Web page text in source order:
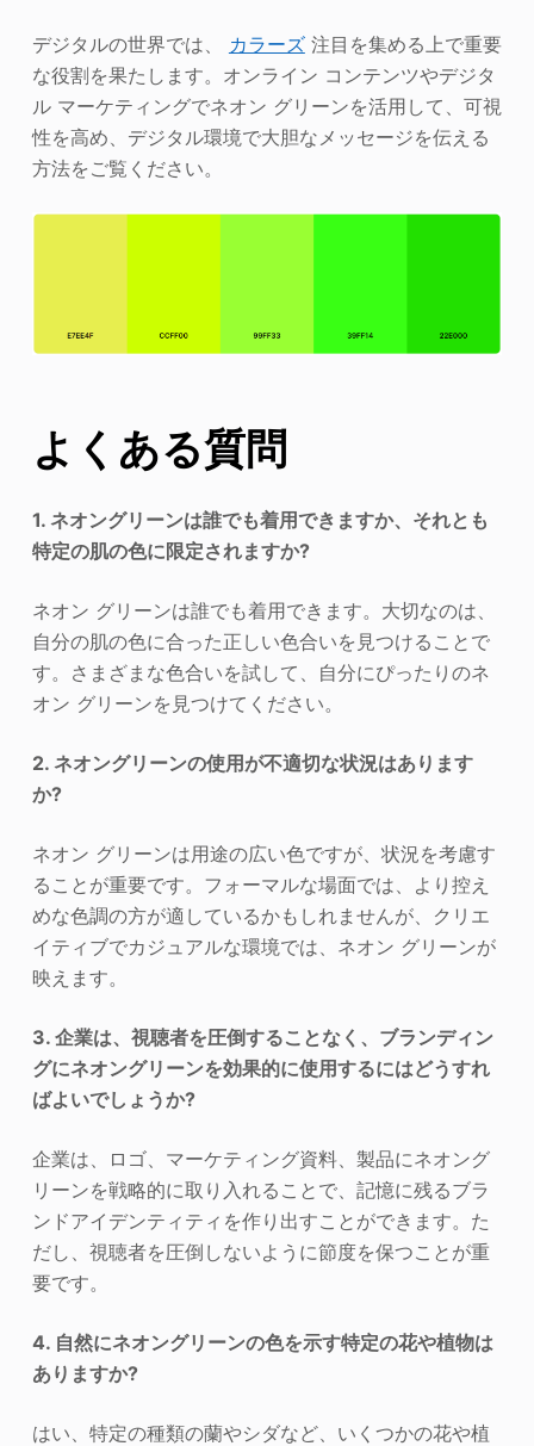
デジタルの世界では、 カラーズ注目を集める上で重要
な役割を果たします。オンライン コンテンツやデジタ
ル マーケティングでネオン グリーンを活用して、可視
性を高め、デジタル環境で大胆なメッセージを伝える
方法をご覧ください。
よくある質問
1. ネオングリーンは誰でも着用できますか、それとも
特定の肌の色に限定されますか?
ネオン グリーンは誰でも着用できます。大切なのは、
自分の肌の色に合った正しい色合いを見つけることで
す。さまざまな色合いを試して、自分にぴったりのネ
オン グリーンを見つけてください。
2. ネオングリーンの使用が不適切な状況はあります
か?
ネオン グリーンは用途の広い色ですが、状況を考慮す
ることが重要です。フォーマルな場面では、より控え
めな色調の方が適しているかもしれませんが、クリエ
イティブでカジュアルな環境では、ネオン グリーンが
映えます。
3. 企業は、視聴者を圧倒することなく、ブランディン
グにネオングリーンを効果的に使用するにはどうすれ
ばよいでしょうか?
企業は、ロゴ、マーケティング資料、製品にネオング
リーンを戦略的に取り入れることで、記憶に残るブラ
ンドアイデンティティを作り出すことができます。た
だし、視聴者を圧倒しないように節度を保つことが重
要です。
4. 自然にネオングリーンの色を示す特定の花や植物は
ありますか?
はい、特定の種類の蘭やシダなど、いくつかの花や植